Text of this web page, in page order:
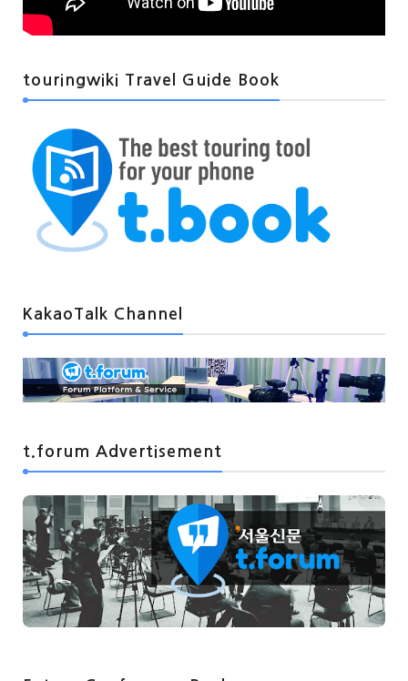
touringwiki Travel Guide Book
KakaoTalk Channel
t.forum Advertisement